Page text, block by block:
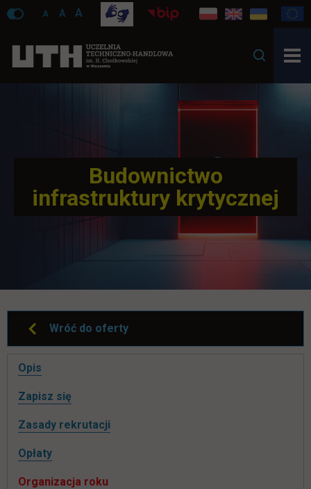
A A A
Budownictwo
infrastruktury krytycznej
Wróć do oferty
Pomiń
nawigacje
Opis
Zapisz się
Zasady rekrutacji
Opłaty
Organizacja roku